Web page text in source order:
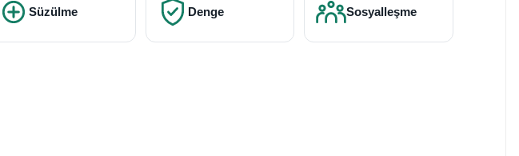
Süzülme Denge Sosyalleşme